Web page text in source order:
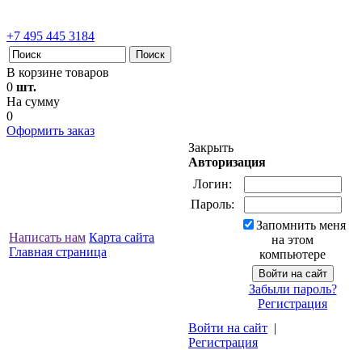
+7 495 445 3184
В корзине товаров
0 шт.
На сумму
0
Оформить заказ
Написать нам Карта сайта
Главная страница
Закрыть
Авторизация
Логин:
Пароль:
Запомнить меня
на этом
компьютере
Забыли пароль?
Регистрация
Войти на сайт |
Регистрация